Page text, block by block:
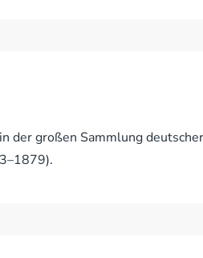
der großen Sammlung